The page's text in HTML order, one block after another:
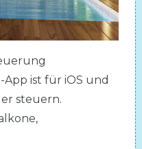
ist für iOS und
steuern.